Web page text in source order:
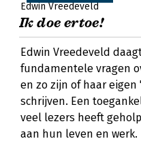
Edwin Vreedeveld
Ik doe ertoe!
Edwin Vreedeveld
fundamentele vragen
en zo zijn of haar
schrijven. Een
veel lezers heeft
aan hun leven en werk.